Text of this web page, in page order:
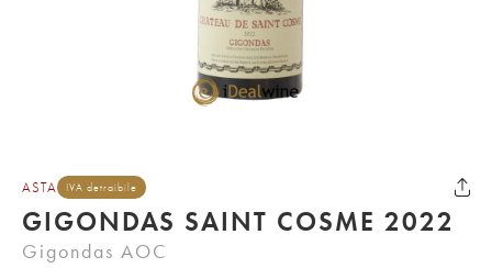
ASTA IVA detraibile
GIGONDAS SAINT COSME 2022
Gigondas AOC